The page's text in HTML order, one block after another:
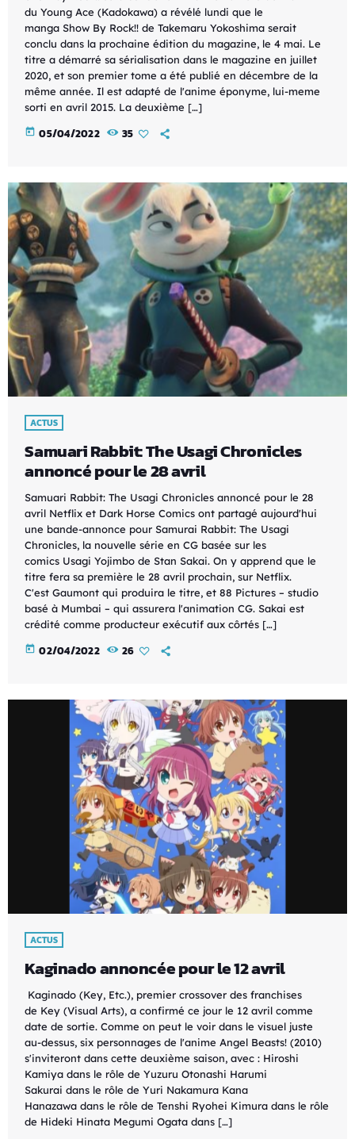
du Young Ace (Kadokawa) a révélé lundi que le
manga Show By Rock!! de Takemaru Yokoshima serait
conclu dans la prochaine édition du magazine, le 4 mai. Le
titre a démarré sa sérialisation dans le magazine en juillet
2020, et son premier tome a été publié en décembre de la
même année. Il est adapté de l'anime éponyme, lui-meme
sorti en avril 2015. La deuxième […]
today 05/04/2022 35
ACTUS
Samuari Rabbit: The Usagi Chronicles
annoncé pour le 28 avril
Samuari Rabbit: The Usagi Chronicles annoncé pour le 28
avril Netflix et Dark Horse Comics ont partagé aujourd'hui
une bande-annonce pour Samurai Rabbit: The Usagi
Chronicles, la nouvelle série en CG basée sur les
comics Usagi Yojimbo de Stan Sakai. On y apprend que le
titre fera sa première le 28 avril prochain, sur Netflix.
C'est Gaumont qui produira le titre, et 88 Pictures – studio
basé à Mumbai – qui assurera l'animation CG. Sakai est
crédité comme producteur exécutif aux côrtés […]
today 02/04/2022 26
ACTUS
Kaginado annoncée pour le 12 avril
Kaginado (Key, Etc.), premier crossover des franchises
de Key (Visual Arts), a confirmé ce jour le 12 avril comme
date de sortie. Comme on peut le voir dans le visuel juste
au-dessus, six personnages de l'anime Angel Beasts! (2010)
s'inviteront dans cette deuxième saison, avec : Hiroshi
Kamiya dans le rôle de Yuzuru Otonashi Harumi
Sakurai dans le rôle de Yuri Nakamura Kana
Hanazawa dans le rôle de Tenshi Ryohei Kimura dans le rôle
de Hideki Hinata Megumi Ogata dans […]